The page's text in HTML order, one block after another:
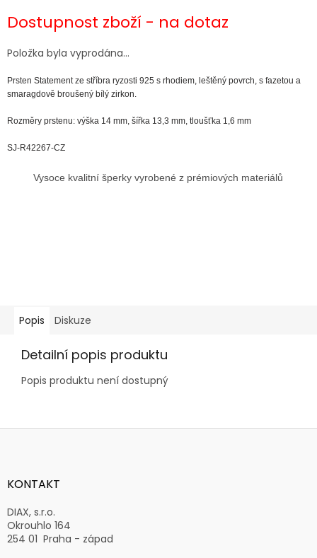
cena:
Dostupnost zboží - na dotaz
Položka byla vyprodána…
Prsten Statement ze stříbra ryzosti 925 s rhodiem, leštěný povrch, s fazetou a
smaragdově broušený bílý zirkon.
Rozměry prstenu: výška 14 mm, šířka 13,3 mm, tloušťka 1,6 mm
SJ-R42267-CZ
Vysoce kvalitní šperky vyrobené z prémiových materiálů
Popis Diskuze
Detailní popis produktu
Popis produktu není dostupný
Z
aKONTAKT
DIAX, s.r.o.
Okrouhlo 164
254 01 Praha - západ